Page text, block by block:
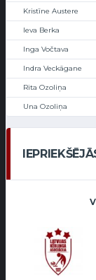
Kristīne Austere
Ieva Berka
Inga Vočtava
Indra Veckāgane
Rita Ozoliņa
Una Ozoliņa